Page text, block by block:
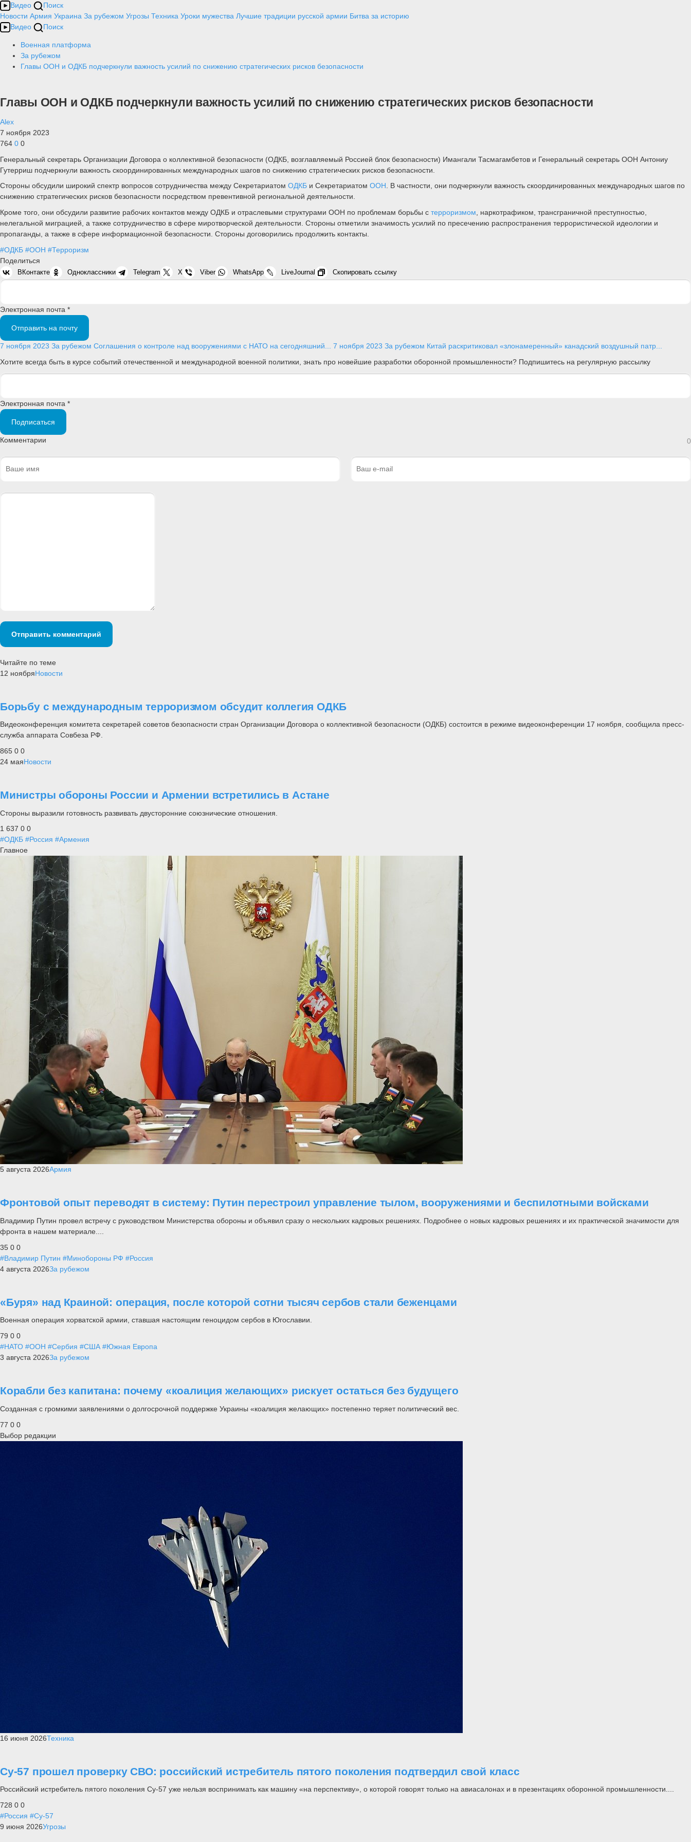
Видео
Поиск
Новости Армия Украина За рубежом Угрозы Техника Уроки мужества Лучшие традиции русской армии Битва за историю
Видео
Поиск
Военная платформа
За рубежом
Главы ООН и ОДКБ подчеркнули важность усилий по снижению стратегических рисков безопасности
Главы ООН и ОДКБ подчеркнули важность усилий по снижению стратегических рисков безопасности
Alex
7 ноября 2023
764 0 0
Генеральный секретарь Организации Договора о коллективной безопасности (ОДКБ, возглавляемый Россией блок безопасности) Имангали Тасмагамбетов и Генеральный секретарь ООН Антониу
Гутерриш подчеркнули важность скоординированных международных шагов по снижению стратегических рисков безопасности.
Стороны обсудили широкий спектр вопросов сотрудничества между Секретариатом ОДКБ и Секретариатом ООН. В частности, они подчеркнули важность скоординированных международных шагов по
снижению стратегических рисков безопасности посредством превентивной региональной деятельности.
Кроме того, они обсудили развитие рабочих контактов между ОДКБ и отраслевыми структурами ООН по проблемам борьбы с терроризмом , наркотрафиком, трансграничной преступностью,
нелегальной миграцией, а также сотрудничество в сфере миротворческой деятельности. Стороны отметили значимость усилий по пресечению распространения террористической идеологии и
пропаганды, а также в сфере информационной безопасности. Стороны договорились продолжить контакты.
#ОДКБ #ООН #Терроризм
Поделиться
ВКонтакте Одноклассники Telegram X Viber WhatsApp LiveJournal Скопировать ссылку
Электронная почта *
Отправить на почту
7 ноября 2023 За рубежом Соглашения о контроле над вооружениями с НАТО на сегодняшний... 7 ноября 2023 За рубежом Китай раскритиковал «злонамеренный» канадский воздушный патр...
Хотите всегда быть в курсе событий отечественной и международной военной политики, знать про новейшие разработки оборонной промышленности? Подпишитесь на регулярную рассылку
Электронная почта *
Подписаться
Комментарии 0
Отправить комментарий
Читайте по теме
12 ноябряНовости
Борьбу с международным терроризмом обсудит коллегия ОДКБ
Видеоконференция комитета секретарей советов безопасности стран Организации Договора о коллективной безопасности (ОДКБ) состоится в режиме видеоконференции 17 ноября, сообщила пресс-
служба аппарата Совбеза РФ.
865 0 0
24 маяНовости
Министры обороны России и Армении встретились в Астане
Стороны выразили готовность развивать двусторонние союзнические отношения.
1 637 0 0
#ОДКБ #Россия #Армения
Главное
5 августа 2026Армия
Фронтовой опыт переводят в систему: Путин перестроил управление тылом, вооружениями и беспилотными войсками
Владимир Путин провел встречу с руководством Министерства обороны и объявил сразу о нескольких кадровых решениях. Подробнее о новых кадровых решениях и их практической значимости для
фронта в нашем материале....
35 0 0
#Владимир Путин #Минобороны РФ #Россия
4 августа 2026За рубежом
«Буря» над Краиной: операция, после которой сотни тысяч сербов стали беженцами
Военная операция хорватской армии, ставшая настоящим геноцидом сербов в Югославии.
79 0 0
#НАТО #ООН #Сербия #США #Южная Европа
3 августа 2026За рубежом
Корабли без капитана: почему «коалиция желающих» рискует остаться без будущего
Созданная с громкими заявлениями о долгосрочной поддержке Украины «коалиция желающих» постепенно теряет политический вес.
77 0 0
Выбор редакции
16 июня 2026Техника
Су-57 прошел проверку СВО: российский истребитель пятого поколения подтвердил свой класс
Российский истребитель пятого поколения Су-57 уже нельзя воспринимать как машину «на перспективу», о которой говорят только на авиасалонах и в презентациях оборонной промышленности....
728 0 0
#Россия #Су-57
9 июня 2026Угрозы